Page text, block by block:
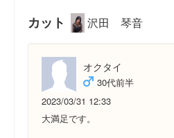
カット 沢田 琴音
オクタイ
30代前半
2023/03/31 12:33
大満足です。